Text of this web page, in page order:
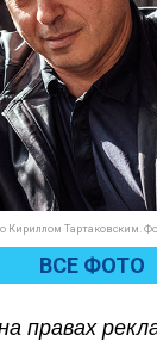
Кириллом Тартаковским.
ВСЕ ФОТО
правах